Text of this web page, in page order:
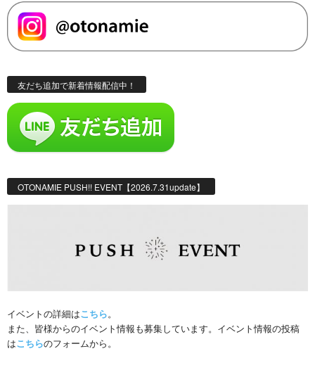
友だち追加で新着情報配信中！
OTONAMIE PUSH!! EVENT【2026.7.31update】
イベントの詳細はこちら。
また、皆様からのイベント情報も募集しています。イベント情報の投稿
はこちらのフォームから。